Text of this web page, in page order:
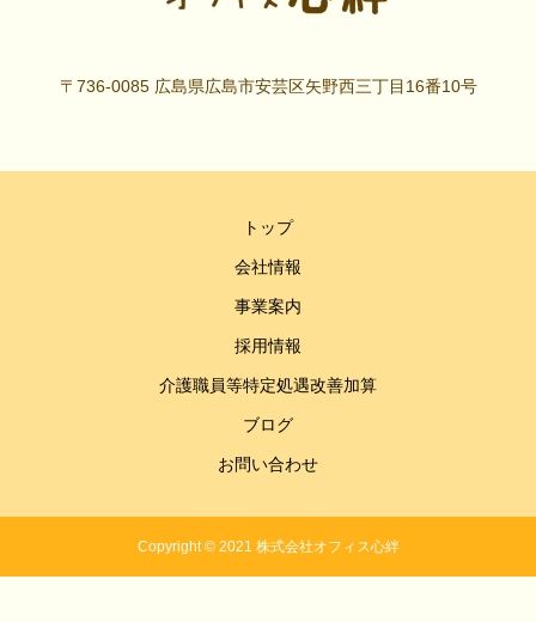
〒736-0085 広島県広島市安芸区矢野西三丁目16番10号
トップ
会社情報
事業案内
採用情報
介護職員等特定処遇改善加算
ブログ
お問い合わせ
Copyright © 2021 株式会社オフィス心絆